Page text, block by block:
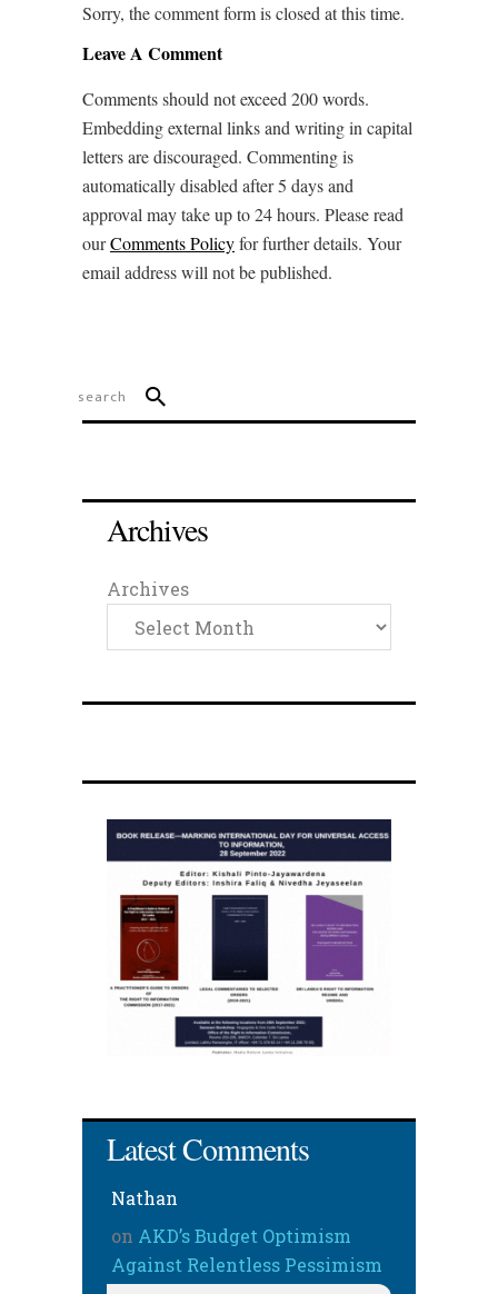
Sorry, the comment form is closed at this time.
Leave A Comment
Comments should not exceed 200 words.
Embedding external links and writing in capital
letters are discouraged. Commenting is
automatically disabled after 5 days and
approval may take up to 24 hours. Please read
ourComments Policyfor further details. Your
email address will not be published.
Archives
Archives
Latest Comments
Nathan
on AKD’s Budget Optimism
Against Relentless Pessimism